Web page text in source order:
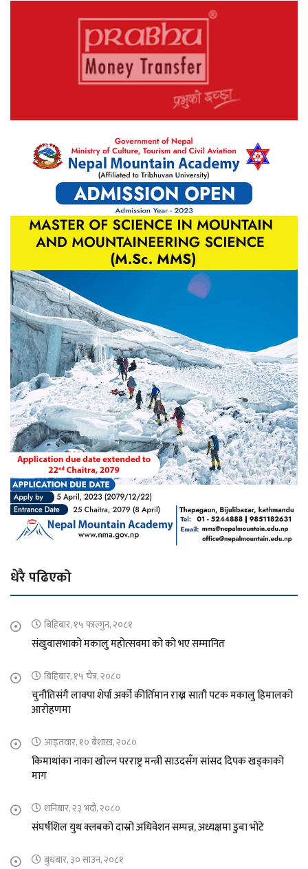
धेरै पढिएको
बिहिबार, १५ फाल्गुन, २०८१
संखुवासभाको मकालु महोत्सवमा को को भए सम्मानित
बिहिबार, १५ चैत्र, २०८०
चुनौतिसंगै लाक्पा शेर्पा अर्को कीर्तिमान राख्न सातौ पटक मकालु हिमालको
आरोहणमा
आइतवार, १० बैशाख, २०८०
किमाथांका नाका खोल्न परराष्ट्र मन्त्री साउदसँग सांसद दिपक खड्काको
माग
शनिबार, २३ भदौ, २०८०
संघर्षशिल युथ क्लबको दास्रो अधिवेशन सम्पन्न, अध्यक्षमा डुबा भोटे
बुधबार, ३० साउन, २०८१